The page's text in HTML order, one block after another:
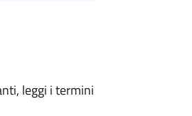
leggi i termini